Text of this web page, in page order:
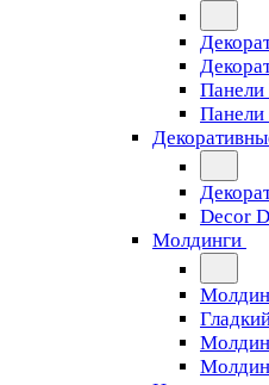
Панели
Decor
Молдинги